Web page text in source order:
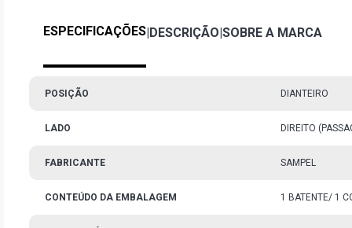
ESPECIFICAÇÕES|DESCRIÇÃO|SOBRE A MARCA
POSIÇÃO DIANTEIRO
LADO DIREITO
FABRICANTE SAMPEL
CONTEÚDO DA EMBALAGEM 1 BATENTE/ 1